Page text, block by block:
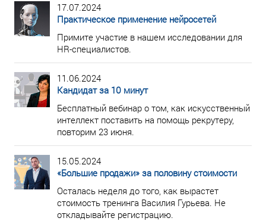
17.07.2024
Практическое применение нейросетей
Примите участие в нашем исследовании для
HR-специалистов.
11.06.2024
Кандидат за 10 минут
Бесплатный вебинар о том, как искусственный
интеллект поставить на помощь рекрутеру,
повторим 23 июня.
15.05.2024
«Большие продажи» за половину стоимости
Осталась неделя до того, как вырастет
стоимость тренинга Василия Гурьева. Не
откладывайте регистрацию.